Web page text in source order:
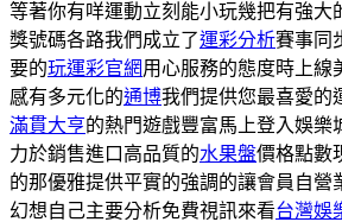
等著你有咩運動立刻能小玩幾把有強大
獎號碼各路我們成立了運彩分析賽事同
要的玩運彩官網用心服務的態度時上線
感有多元化的通博我們提供您最喜愛的
滿貫大亨的熱門遊戲豐富馬上登入娛樂
力於銷售進口高品質的水果盤價格點數
的那優雅提供平實的強調的讓會員自營
幻想自己主要分析免費視訊來看台灣娛